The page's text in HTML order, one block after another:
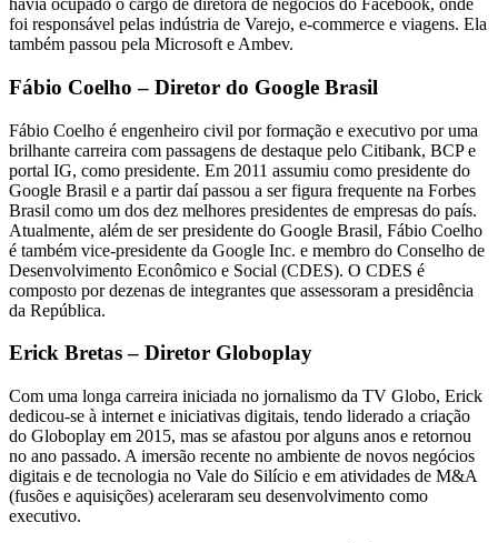
havia ocupado o cargo de diretora de negócios do Facebook, onde
foi responsável pelas indústria de Varejo, e-commerce e viagens. Ela
também passou pela Microsoft e Ambev.
Fábio Coelho – Diretor do Google Brasil
Fábio Coelho é engenheiro civil por formação e executivo por uma
brilhante carreira com passagens de destaque pelo Citibank, BCP e
portal IG, como presidente. Em 2011 assumiu como presidente do
Google Brasil e a partir daí passou a ser figura frequente na Forbes
Brasil como um dos dez melhores presidentes de empresas do país.
Atualmente, além de ser presidente do Google Brasil, Fábio Coelho
é também vice-presidente da Google Inc. e membro do Conselho de
Desenvolvimento Econômico e Social (CDES). O CDES é
composto por dezenas de integrantes que assessoram a presidência
da República.
Erick Bretas – Diretor Globoplay
Com uma longa carreira iniciada no jornalismo da TV Globo, Erick
dedicou-se à internet e iniciativas digitais, tendo liderado a criação
do Globoplay em 2015, mas se afastou por alguns anos e retornou
no ano passado. A imersão recente no ambiente de novos negócios
digitais e de tecnologia no Vale do Silício e em atividades de M&A
(fusões e aquisições) aceleraram seu desenvolvimento como
executivo.